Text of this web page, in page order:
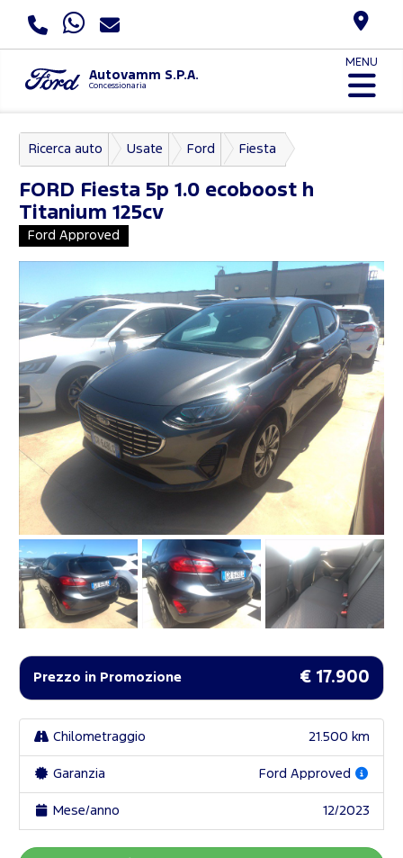
Autovamm S.P.A.
Concessionaria
MENU
Ricerca auto Usate Ford Fiesta
FORD Fiesta 5p 1.0 ecoboost h
Titanium 125cv
Ford Approved
Prezzo in Promozione € 17.900
Chilometraggio 21.500 km
Garanzia Ford Approved
Mese/anno 12/2023